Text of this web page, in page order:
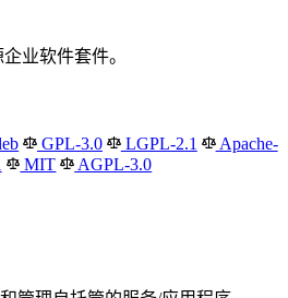
业软件套件。
GPL-3.0 LGPL-2.1
Apache-
MIT AGPL-3.0